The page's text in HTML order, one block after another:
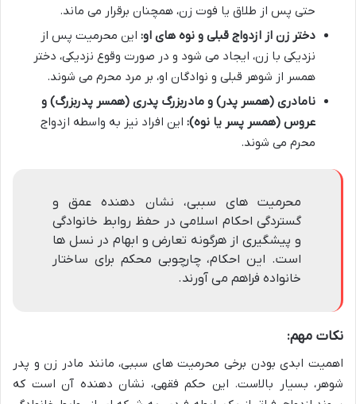
حتی پس از طلاق یا فوت زن، همچنان برقرار می ماند.
دختر زن از ازدواج قبلی و نوه های او: این محرمیت پس از
نزدیکی با زن، ایجاد می شود و در صورت وقوع نزدیکی، دختر
همسر از شوهر قبلی و نوادگان او، بر مرد محرم می شوند.
نامادری (همسر پدر) و مادربزرگ پدری (همسر پدربزرگ) و
عروس (همسر پسر یا نوه): این افراد نیز به واسطه ازدواج
محرم می شوند.
محرمیت های سببی، نشان دهنده عمق و
گستردگی احکام اسلامی در حفظ روابط خانوادگی
و پیشگیری از هرگونه تعارض و ابهام در نسل ها
است. این احکام، چارچوبی محکم برای ساختار
خانواده فراهم می آورند.
نکات مهم:
اهمیت ابدی بودن برخی محرمیت های سببی، مانند مادر زن و پدر
شوهر، بسیار بالاست. این حکم فقهی، نشان دهنده آن است که